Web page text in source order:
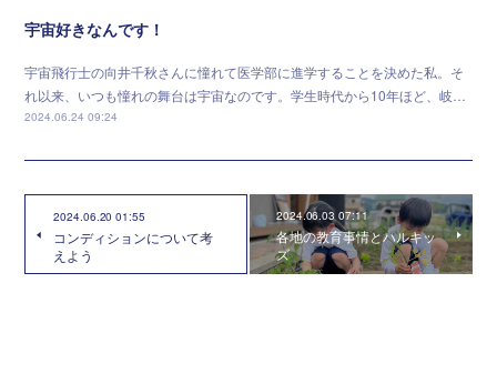
宇宙好きなんです！
宇宙飛行士の向井千秋さんに憧れて医学部に進学することを決めた私。そ
れ以来、いつも憧れの舞台は宇宙なのです。学生時代から10年ほど、岐…
2024.06.24 09:24
2024.06.20 01:55
コンディションについて考
えよう
2024.06.03 07:11
各地の教育事情とハルキッ
ズ